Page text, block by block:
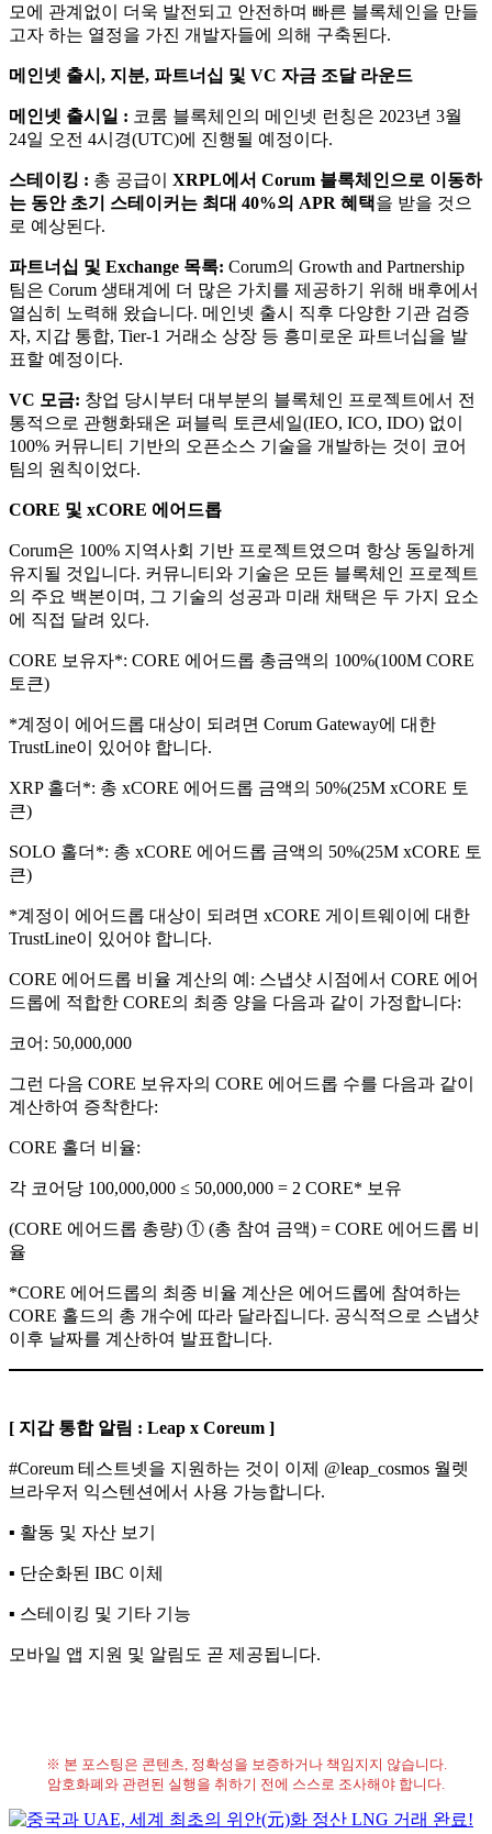
모에 관계없이 더욱 발전되고 안전하며 빠른 블록체인을 만들
고자 하는 열정을 가진 개발자들에 의해 구축된다.​
메인넷 출시, 지분, 파트너십 및 VC 자금 조달 라운드
메인넷 출시일 : 코룸 블록체인의 메인넷 런칭은 2023년 3월
24일 오전 4시경(UTC)에 진행될 예정이다.​
스테이킹 : 총 공급이
XRPL에서 Corum 블록체인으로 이동하
는 동안 초기 스테이커는 최대 40%의 APR 혜택을 받을 것으
로 예상된다.​
파트너십 및 Exchange 목록: Corum의 Growth and Partnership
팀은 Corum 생태계에 더 많은 가치를 제공하기 위해 배후에서
열심히 노력해 왔습니다. 메인넷 출시 직후 다양한 기관 검증
자, 지갑 통합, Tier-1 거래소 상장 등 흥미로운 파트너십을 발
표할 예정이다.​
VC 모금: 창업 당시부터 대부분의 블록체인 프로젝트에서 전
통적으로 관행화돼온 퍼블릭 토큰세일(IEO, ICO, IDO) 없이
100% 커뮤니티 기반의 오픈소스 기술을 개발하는 것이 코어
팀의 원칙이었다.​
CORE 및 xCORE 에어드롭
Corum은 100% 지역사회 기반 프로젝트였으며 항상 동일하게
유지될 것입니다. 커뮤니티와 기술은 모든 블록체인 프로젝트
의 주요 백본이며, 그 기술의 성공과 미래 채택은 두 가지 요소
에 직접 달려 있다.​
CORE 보유자*: CORE 에어드롭 총금액의 100%(100M CORE
토큰)
*계정이 에어드롭 대상이 되려면 Corum Gateway에 대한
TrustLine이 있어야 합니다.​
XRP 홀더*: 총 xCORE 에어드롭 금액의 50%(25M xCORE 토
큰)
SOLO 홀더*: 총 xCORE 에어드롭 금액의 50%(25M xCORE 토
큰)​
*계정이 에어드롭 대상이 되려면 xCORE 게이트웨이에 대한
TrustLine이 있어야 합니다.​
CORE 에어드롭 비율 계산의 예: 스냅샷 시점에서 CORE 에어
드롭에 적합한 CORE의 최종 양을 다음과 같이 가정합니다:​
코어: 50,000,000​
그런 다음 CORE 보유자의 CORE 에어드롭 수를 다음과 같이
계산하여 증착한다:​
CORE 홀더 비율:​
각 코어당 100,000,000 ≤ 50,000,000 = 2 CORE* 보유​
(CORE 에어드롭 총량) ① (총 참여 금액) = CORE 에어드롭 비
율​
*CORE 에어드롭의 최종 비율 계산은 에어드롭에 참여하는
CORE 홀드의 총 개수에 따라 달라집니다. 공식적으로 스냅샷
이후 날짜를 계산하여 발표합니다.
[ 지갑 통합 알림 : Leap x Coreum ]
#Coreum 테스트넷을 지원하는 것이 이제 @leap_cosmos 월렛
브라우저 익스텐션에서 사용 가능합니다.​
▪️ 활동 및 자산 보기
▪️ 단순화된 IBC 이체
▪️ 스테이킹 및 기타 기능​
모바일 앱 지원 및 알림도 곧 제공됩니다.
※ 본 포스팅은 콘텐츠, 정확성을 보증하거나 책임지지 않습니다.
암호화폐와 관련된 실행을 취하기 전에 스스로 조사해야 합니다.